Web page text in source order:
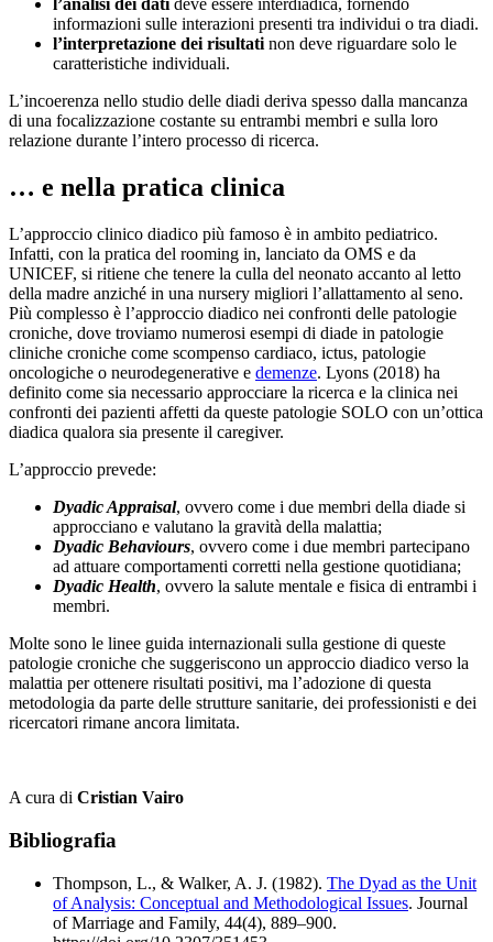
l’analisi dei datideve essere interdiadica, fornendo
informazioni sulle interazioni presenti tra individui o tra diadi.
l’interpretazione dei risultatinon deve riguardare solo le
caratteristiche individuali.
L’incoerenza nello studio delle diadi deriva spesso dalla mancanza
di una focalizzazione costante su entrambi membri e sulla loro
relazione durante l’intero processo di ricerca.
… e nella pratica clinica
L’approccio clinico diadico più famoso è in ambito pediatrico.
Infatti, con la pratica del rooming in, lanciato da OMS e da
UNICEF, si ritiene che tenere la culla del neonato accanto al letto
della madre anziché in una nursery migliori l’allattamento al seno.
Più complesso è l’approccio diadico nei confronti delle patologie
croniche, dove troviamo numerosi esempi di diade in patologie
cliniche croniche come scompenso cardiaco, ictus, patologie
oncologiche o neurodegenerative e demenze. Lyons (2018) ha
definito come sia necessario approcciare la ricerca e la clinica nei
confronti dei pazienti affetti da queste patologie SOLO con un’ottica
diadica qualora sia presente il caregiver.
L’approccio prevede:
Dyadic Appraisal, ovvero come i due membri della diade si
approcciano e valutano la gravità della malattia;
Dyadic Behaviours, ovvero come i due membri partecipano
ad attuare comportamenti corretti nella gestione quotidiana;
Dyadic Health, ovvero la salute mentale e fisica di entrambi i
membri.
Molte sono le linee guida internazionali sulla gestione di queste
patologie croniche che suggeriscono un approccio diadico verso la
malattia per ottenere risultati positivi, ma l’adozione di questa
metodologia da parte delle strutture sanitarie, dei professionisti e dei
ricercatori rimane ancora limitata.
A cura di Cristian Vairo
Bibliografia
Thompson, L., & Walker, A. J. (1982). The Dyad as the Unit
of Analysis: Conceptual and Methodological Issues. Journal
of Marriage and Family, 44(4), 889–900.